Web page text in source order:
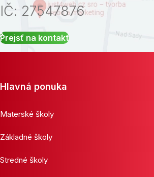
IČ: 27547876
Prejsť na kontakt
Hlavná ponuka
Materské školy
Základné školy
Stredné školy